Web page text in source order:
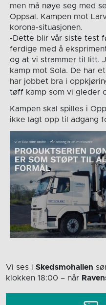
men må nøye seg med
Oppsal. Kampen mot
korona-situasjonen.
-Dette blir vår siste test
ferdige med å
og at vi strammer til litt.
kamp mot Sola. De har
har jobbet bra i
tøff kamp som vi gleder
Kampen skal spilles i
ikke lagt opp til adgang
Vi ses i Skedsmohallen
klokken 18:00 – når